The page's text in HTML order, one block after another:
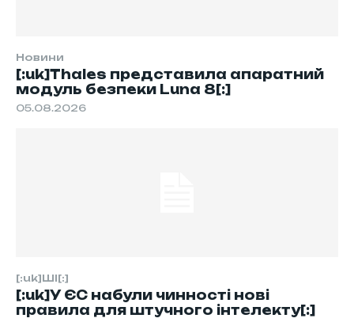
Новини
[:uk]Thales представила апаратний
модуль безпеки Luna 8[:]
05.08.2026
[:uk]ШІ[:]
[:uk]У ЄС набули чинності нові
правила для штучного інтелекту[:]